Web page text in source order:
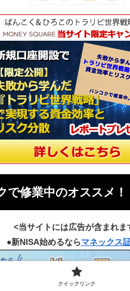
で修業中のオススメ！
<当サイトには広告が含まれま
●新NISA始めるならマネックス
●総合力No.１、 SBI証券
クイックリンク